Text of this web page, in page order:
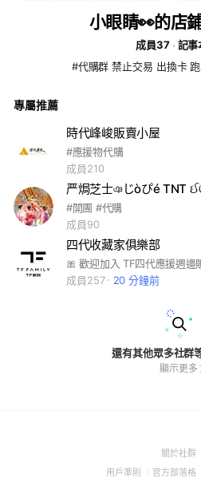
小眼睛👀的店
成員37
記
#代購群 禁止交易 出換
專屬推薦
時代峰峻販賣小屋
#應援物代購
成員210
严焗芝士ঞじòぴé
#開團 #代購
成員90
四代收藏家俱樂部
成員257
20 分鐘前
還有其他眾多社群
顯示更多
關於社群
用戶準則 (Open
官方部落格